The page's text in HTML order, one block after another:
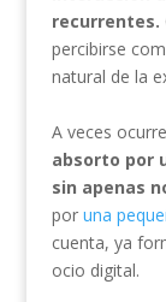
recurrentes.
percibirse
natural de la
A veces ocurre
absorto por
sin apenas
por una
cuenta, ya
ocio digital.